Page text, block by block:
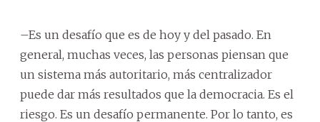
–Es un desafío que es de hoy y del pasado. En
general, muchas veces, las personas piensan que
un sistema más autoritario, más centralizador
puede dar más resultados que la democracia. Es el
riesgo. Es un desafío permanente. Por lo tanto, es